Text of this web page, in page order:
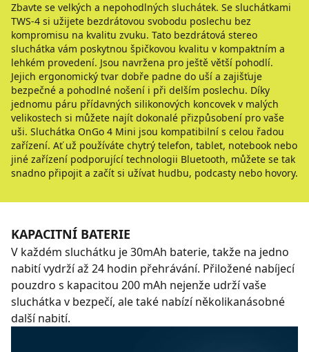
Zbavte se velkých a nepohodlných sluchátek. Se sluchátkami
TWS-4 si užijete bezdrátovou svobodu poslechu bez
kompromisu na kvalitu zvuku. Tato bezdrátová stereo
sluchátka vám poskytnou špičkovou kvalitu v kompaktním a
lehkém provedení. Jsou navržena pro ještě větší pohodlí.
Jejich ergonomický tvar dobře padne do uší a zajišťuje
bezpečné a pohodlné nošení i při delším poslechu. Díky
jednomu páru přídavných silikonových koncovek v malých
velikostech si můžete najít dokonalé přizpůsobení pro vaše
uši. Sluchátka OnGo 4 Mini jsou kompatibilní s celou řadou
zařízení. Ať už používáte chytrý telefon, tablet, notebook nebo
jiné zařízení podporující technologii Bluetooth, můžete se tak
snadno připojit a začít si užívat hudbu, podcasty nebo hovory.
KAPACITNÍ BATERIE
V každém sluchátku je 30mAh baterie, takže na jedno
nabití vydrží až 24 hodin přehrávání. Přiložené nabíjecí
pouzdro s kapacitou 200 mAh nejenže udrží vaše
sluchátka v bezpečí, ale také nabízí několikanásobné
další nabití.